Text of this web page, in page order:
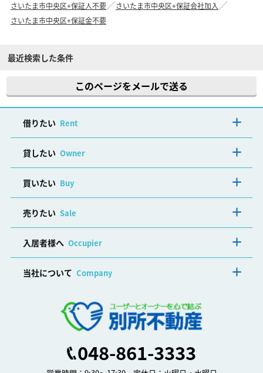
さいたま市中央区+保証人不要
さいたま市中央区+保証会社加入
さいたま市中央区+保証金不要
最近検索した条件
このページをメールで送る
借りたい Rent
貸したい Owner
買いたい Buy
売りたい Sale
入居者様へ Occupier
当社について Company
048-861-3333